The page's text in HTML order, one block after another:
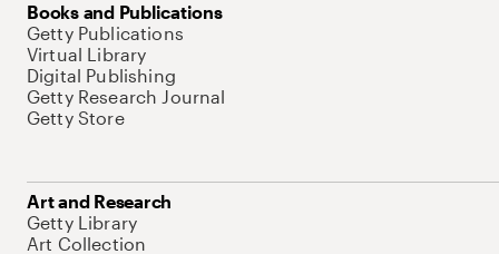
Books and Publications
Getty Publications
Virtual Library
Digital Publishing
Getty Research Journal
Getty Store
Art and Research
Getty Library
Art Collection